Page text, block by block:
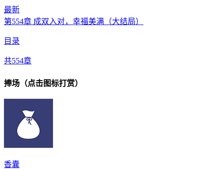
最新
第554章 成双入对，幸福美满（大结局）
目录
共554章
捧场（点击图标打赏）
香囊